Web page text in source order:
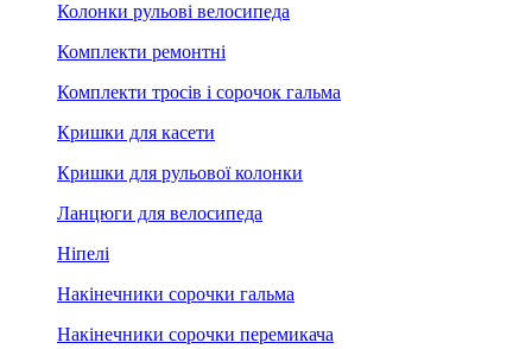
Колонки рульові велосипеда
Комплекти ремонтні
Комплекти тросів і сорочок гальма
Кришки для касети
Кришки для рульової колонки
Ланцюги для велосипеда
Ніпелі
Накінечники сорочки гальма
Накінечники сорочки перемикача